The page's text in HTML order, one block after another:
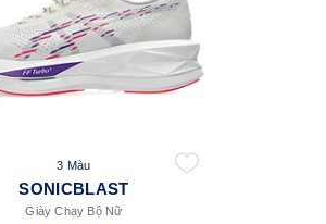
3 Màu
SONICBLAST
Giày Chạy Bộ Nữ